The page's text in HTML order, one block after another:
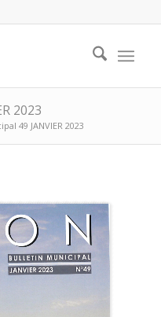
2023
49 JANVIER 2023